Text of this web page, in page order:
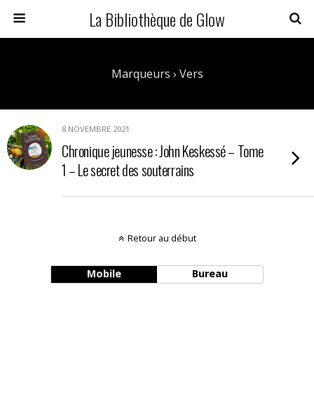
La Bibliothèque de Glow
Marqueurs › Vers
8 NOVEMBRE 2021
Chronique jeunesse : John Keskessé – Tome
1 – Le secret des souterrains
Retour au début
Mobile Bureau